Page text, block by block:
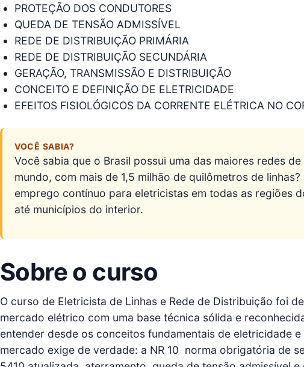
PROTEÇÃO DOS CONDUTORES
QUEDA DE TENSÃO ADMISSÍVEL
REDE DE DISTRIBUIÇÃO PRIMÁRIA
REDE DE DISTRIBUIÇÃO SECUNDÁRIA
GERAÇÃO, TRANSMISSÃO E DISTRIBUIÇÃO
CONCEITO E DEFINIÇÃO DE ELETRICIDADE
EFEITOS FISIOLÓGICOS DA CORRENTE ELÉTRICA NO
VOCÊ SABIA?
Você sabia que o Brasil possui uma das maiores redes
mundo, com mais de 1,5 milhão de quilômetros de
emprego contínuo para eletricistas em todas as regiões
até municípios do interior.
Sobre o curso
O curso de Eletricista de Linhas e Rede de Distribuição foi
mercado elétrico com uma base técnica sólida e
entender desde os conceitos fundamentais de eletricidade
mercado exige de verdade: a NR 10  norma obrigatória de